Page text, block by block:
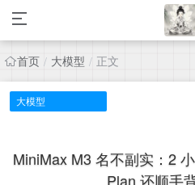
首页 / 大模型 / 正文
大模型
MiniMax M3 名不副实：2
Plan 还顺手